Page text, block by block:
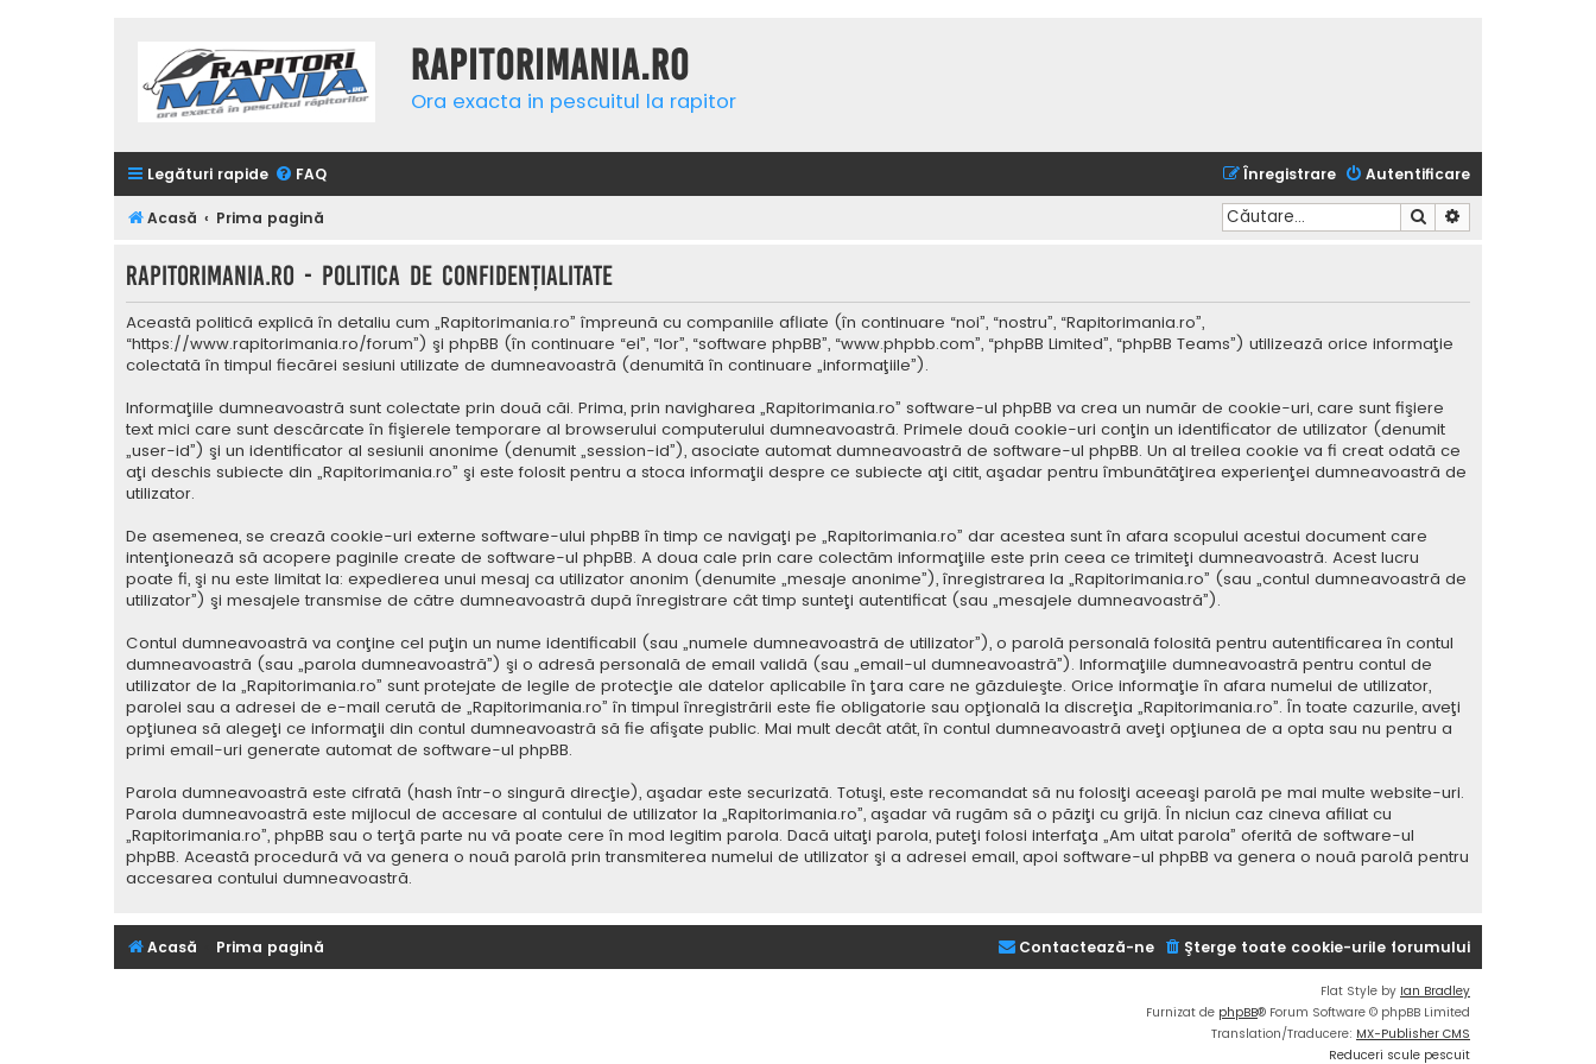
Rapitorimania.ro
Ora exacta in pescuitul la rapitor
Legături rapide FAQ Autentificare
Înregistrare
Acasă Prima pagină Căutare
Rapitorimania.ro - Politica de confidenţialitate
Această politică explică în detaliu cum „Rapitorimania.ro” împreună cu companiile afliate (în continuare “noi”, “nostru”, “Rapitorimania.ro”,
“https://www.rapitorimania.ro/forum”) şi phpBB (în continuare “ei”, “lor”, “software phpBB”, “www.phpbb.com”, “phpBB Limited”, “phpBB Teams”) utilizează orice informaţie
colectată în timpul fiecărei sesiuni utilizate de dumneavoastră (denumită în continuare „informaţiile”).
Informaţiile dumneavoastră sunt colectate prin două căi. Prima, prin navigharea „Rapitorimania.ro” software-ul phpBB va crea un număr de cookie-uri, care sunt fişiere
text mici care sunt descărcate în fişierele temporare al browserului computerului dumneavoastră. Primele două cookie-uri conţin un identificator de utilizator (denumit
„user-id”) şi un identificator al sesiunii anonime (denumit „session-id”), asociate automat dumneavoastră de software-ul phpBB. Un al treilea cookie va fi creat odată ce
aţi deschis subiecte din „Rapitorimania.ro” şi este folosit pentru a stoca informaţii despre ce subiecte aţi citit, aşadar pentru îmbunătăţirea experienţei dumneavoastră de
utilizator.
De asemenea, se crează cookie-uri externe software-ului phpBB în timp ce navigaţi pe „Rapitorimania.ro” dar acestea sunt în afara scopului acestui document care
intenţionează să acopere paginile create de software-ul phpBB. A doua cale prin care colectăm informaţiile este prin ceea ce trimiteţi dumneavoastră. Acest lucru
poate fi, şi nu este limitat la: expedierea unui mesaj ca utilizator anonim (denumite „mesaje anonime”), înregistrarea la „Rapitorimania.ro” (sau „contul dumneavoastră de
utilizator”) şi mesajele transmise de către dumneavoastră după înregistrare cât timp sunteţi autentificat (sau „mesajele dumneavoastră”).
Contul dumneavoastră va conţine cel puţin un nume identificabil (sau „numele dumneavoastră de utilizator”), o parolă personală folosită pentru autentificarea în contul
dumneavoastră (sau „parola dumneavoastră”) şi o adresă personală de email validă (sau „email-ul dumneavoastră”). Informaţiile dumneavoastră pentru contul de
utilizator de la „Rapitorimania.ro” sunt protejate de legile de protecţie ale datelor aplicabile în ţara care ne găzduieşte. Orice informaţie în afara numelui de utilizator,
parolei sau a adresei de e-mail cerută de „Rapitorimania.ro” în timpul înregistrării este fie obligatorie sau opţională la discreţia „Rapitorimania.ro”. În toate cazurile, aveţi
opţiunea să alegeţi ce informaţii din contul dumneavoastră să fie afişate public. Mai mult decât atât, în contul dumneavoastră aveţi opţiunea de a opta sau nu pentru a
primi email-uri generate automat de software-ul phpBB.
Parola dumneavoastră este cifrată (hash într-o singură direcţie), aşadar este securizată. Totuşi, este recomandat să nu folosiţi aceeaşi parolă pe mai multe website-uri.
Parola dumneavoastră este mijlocul de accesare al contului de utilizator la „Rapitorimania.ro”, aşadar vă rugăm să o păziţi cu grijă. În niciun caz cineva afiliat cu
„Rapitorimania.ro”, phpBB sau o terţă parte nu vă poate cere în mod legitim parola. Dacă uitaţi parola, puteţi folosi interfaţa „Am uitat parola” oferită de software-ul
phpBB. Această procedură vă va genera o nouă parolă prin transmiterea numelui de utilizator şi a adresei email, apoi software-ul phpBB va genera o nouă parolă pentru
accesarea contului dumneavoastră.
Acasă Prima pagină Şterge toate cookie-urile forumului
Contactează-ne
Flat Style by Ian Bradley
Furnizat de phpBB® Forum Software © phpBB Limited
Translation/Traducere: MX-Publisher CMS
Reduceri scule pescuit